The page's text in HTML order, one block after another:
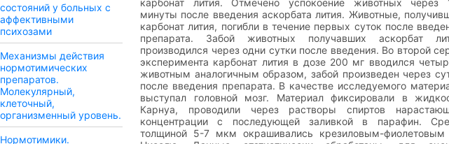
состояний у больных с
аффективными
психозами
Механизмы действия
нормотимических
препаратов.
Молекулярный,
клеточный,
организменный уровень.
Нормотимики.
карбонат лития. Отмечено успокоение животных через
минуты после введения аскорбата лития. Животные,
карбонат лития, погибли в течение первых суток после
препарата. Забой животных получавших аскорбат
производился через одни сутки после введения. Во второй
эксперимента карбонат лития в дозе 200 мг вводился
животным аналогичным образом, забой произведен через
после введения препарата. В качестве исследуемого
выступал головной мозг. Материал фиксировали в
Карнуа, проводили через растворы спиртов
концентрации с последующей заливкой в парафин.
толщиной 5-7 мкм окрашивались крезиловым-фиолетовым